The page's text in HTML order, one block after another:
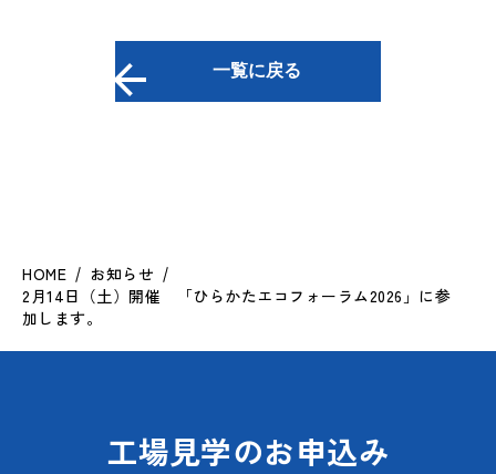
一覧に戻る
HOME
お知らせ
2月14日（土）開催 「ひらかたエコフォーラム2026」に参
加します。
工場見学のお申込み